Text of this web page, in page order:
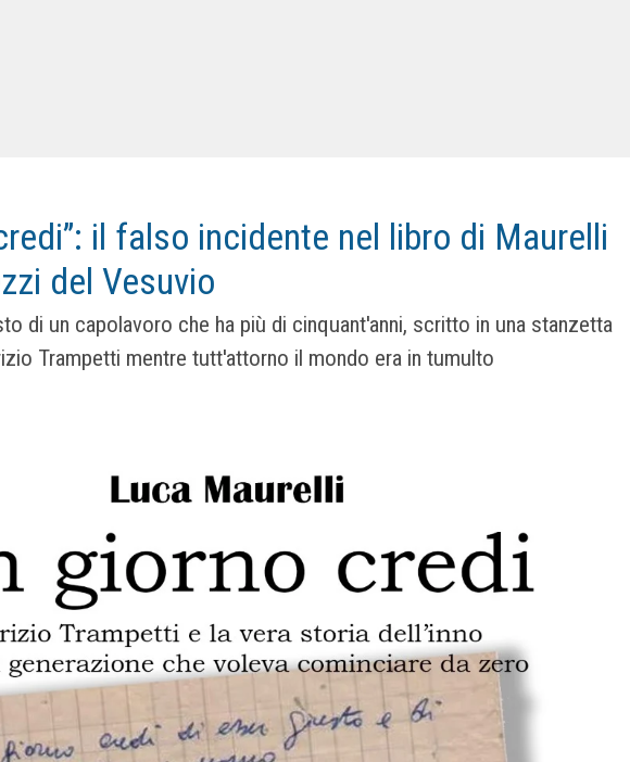
il falso incidente nel libro di Maurelli
del Vesuvio
di un capolavoro che ha più di cinquant'anni, scritto in una stanzetta
Trampetti mentre tutt'attorno il mondo era in tumulto